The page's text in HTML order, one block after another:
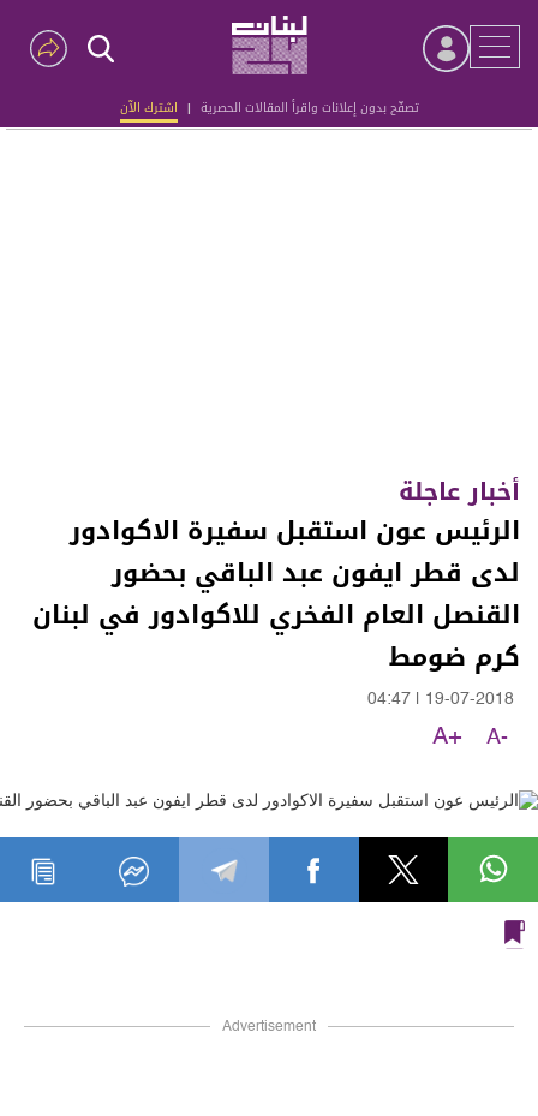
تصفّح بدون إعلانات واقرأ المقالات الحصرية | اشترك الآن
Advertisement
أخبار عاجلة
الرئيس عون استقبل سفيرة الاكوادور
لدى قطر ايفون عبد الباقي بحضور
القنصل العام الفخري للاكوادور في لبنان
كرم ضومط
19-07-2018
04:47
A-
A+
Advertisement